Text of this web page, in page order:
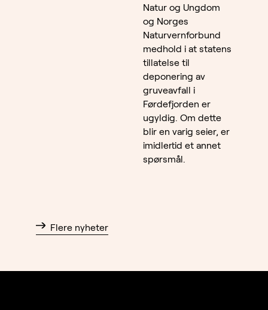
Natur og Ungdom
og Norges
Naturvernforbund
medhold i at statens
tillatelse til
deponering av
gruveavfall i
Førdefjorden er
ugyldig. Om dette
blir en varig seier, er
imidlertid et annet
spørsmål.
Flere nyheter